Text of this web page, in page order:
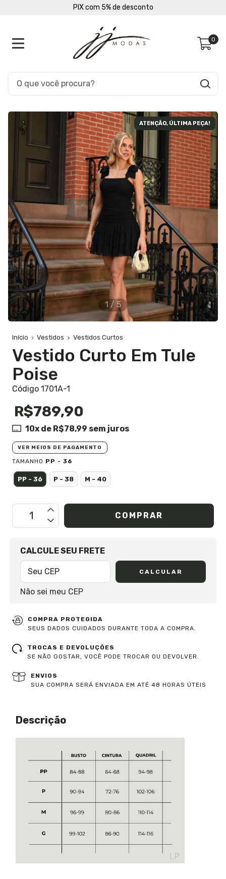
PIX com 5% de desconto
0
ATENÇÃO, ÚLTIMA PEÇA!
1 / 5
Início Vestidos Vestidos Curtos
Vestido Curto Em Tule
Poise
Código 1701A-1
R$789,90
10x de R$78,99 sem juros
VER MEIOS DE PAGAMENTO
TAMANHO PP - 36
PP - 36 P - 38 M - 40
OPÇÕES DE FRETE
CALCULE SEU FRETE
CALCULAR
Não sei meu CEP
COMPRA PROTEGIDA
SEUS DADOS CUIDADOS DURANTE TODA A COMPRA.
TROCAS E DEVOLUÇÕES
SE NÃO GOSTAR, VOCÊ PODE TROCAR OU DEVOLVER.
ENVIOS
SUA COMPRA SERÁ ENVIADA EM ATÉ 48 HORAS ÚTEIS
Descrição